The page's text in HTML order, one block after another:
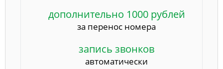
дополнительно 1000 рублей
за перенос номера
запись звонков
автоматически